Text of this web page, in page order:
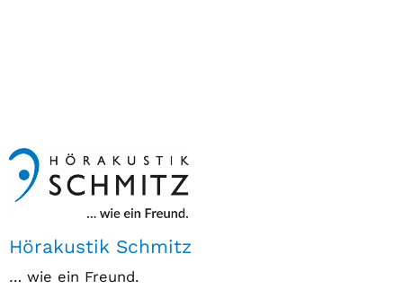
Hörakustik Schmitz
… wie ein Freund.